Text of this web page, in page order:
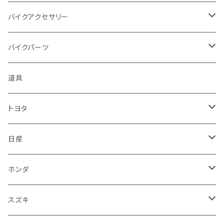
アプリリア - APRILIA
ハーレーダビッドソン - Harley-Davidson
KTM
ミツビシ
ダイハツ
スバル
レクサス
アウディ
BMW
メルセデス・ベンツ
マツダ
ミツビシ
ダイハツ
スバル
レクサス
アウディ
BMW
日産
ホンダ
スズキ
マツダ
ミツビシ
ダイハツ
スバル
ボンネット
ルーフ
ピラー
バンパー
フェンダー
サイドミラー
フロントガラス
バイクアクセサリー
ホンダ
ヤマハ
スズキ
カワサキ
ハーレーダビッドソン
BMW
バイクパーツ
排気系
マフラー
サイレンサー
外装
シートカバー
燃料タンクキャップ
ハンドル系
ハンドル
ホーン
ブレーキ
ブレーキパッド
エンジン
道具
トヨタ
フロアマット
室内アクセサリー
収納ケース
ワイパー
日産
フロアマット
電装系
ホンダ
フロアマット
スズキ